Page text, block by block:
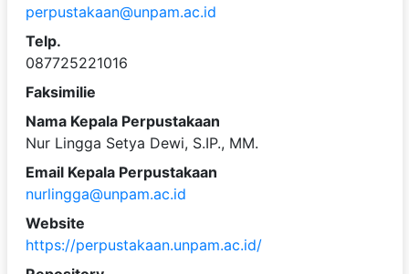
perpustakaan@unpam.ac.id
Telp.
087725221016
Faksimilie
Nama Kepala Perpustakaan
Nur Lingga Setya Dewi, S.IP., MM.
Email Kepala Perpustakaan
nurlingga@unpam.ac.id
Website
https://perpustakaan.unpam.ac.id/